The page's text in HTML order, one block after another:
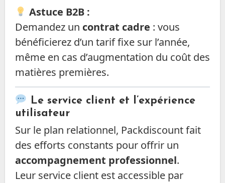
Astuce B2B :
Demandez un contrat cadre : vous
bénéficierez d’un tarif fixe sur l’année,
même en cas d’augmentation du coût des
matières premières.
Le service client et l’expérience
utilisateur
Sur le plan relationnel, Packdiscount fait
des efforts constants pour offrir un
accompagnement professionnel.
Leur service client est accessible par